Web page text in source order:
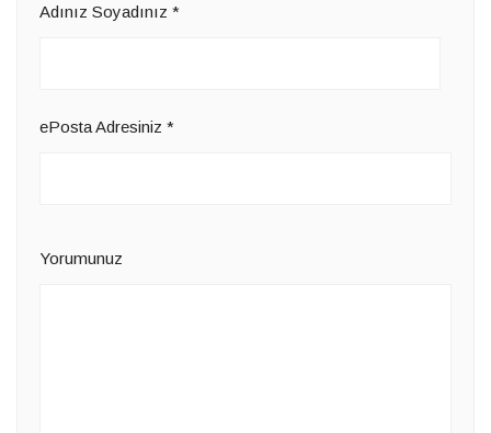
Adınız Soyadınız *
ePosta Adresiniz *
Yorumunuz